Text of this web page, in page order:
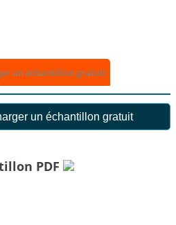
un échantillon gratuit
un échantillon gratuit
PDF